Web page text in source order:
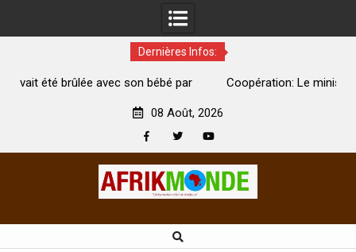
Dernières Infos:
Coopération: Le ministre Indien Kirti Vardhan Singh à
08 Août, 2026